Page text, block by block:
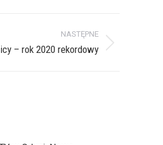
NASTĘPNE
– rok 2020 rekordowy